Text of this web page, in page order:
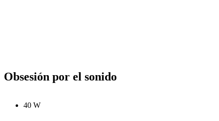
Obsesión por el sonido
40 W